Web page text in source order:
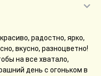
или у Денниса,
брата?)
радостно, ярко,
вкусно, разноцветно!
на все хватало,
день с огоньком в